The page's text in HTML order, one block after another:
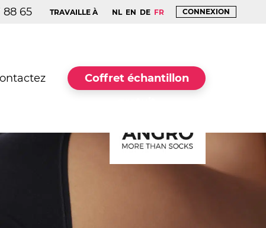
88 65 TRAVAILLE À NL EN DE FR CONNEXION
Coffret échantillon